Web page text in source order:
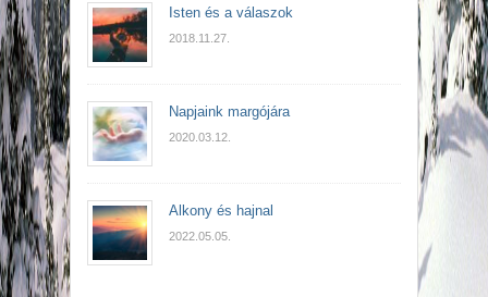
Isten és a válaszok
2018.11.27.
Napjaink margójára
2020.03.12.
Alkony és hajnal
2022.05.05.